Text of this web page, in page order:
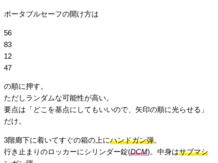
ポータブルセーフの開け方は
56
83
12
47
の順に押す。
ただしランダムな可能性が高い。
要点は「どこを基点にしてもいいので、矢印の順に光らせる」
だけ。
3階廊下に着いてすぐの箱の上にハンドガン弾。
行き止まりのロッカーにシリンダー錠(DCM)。中身はサブマシ